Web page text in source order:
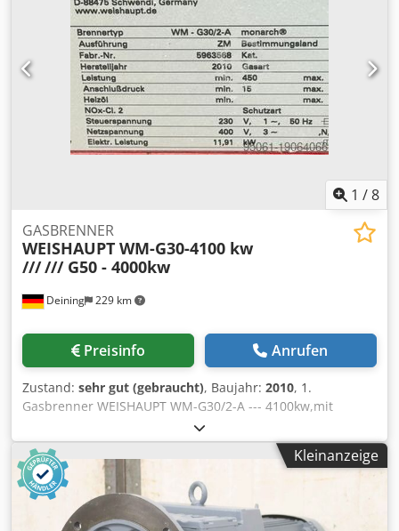
1 /8
Deining 229 km
GASBRENNER
WEISHAUPT WM-G30-4100 kw
////// G50 - 4000kw
Preisinfo Anrufen
Zustand: sehr gut (gebraucht), Baujahr: 2010, 1.
Gasbrenner WEISHAUPT WM-G30/2-A --- 4100kw,mit
Gasstrecke DUNGS DN65 Leistung: 450-4100kw
Ausführung: ZM Herstelljahr: 2010 Dkodpswg Hkcjfx Akhsr
2. Gasbrenner WEISHAUPT G50/1-B - 4000kw,mit
Gasstrecke DUNGS DN65 Leistung: 550-4000kw
Ausführung: ZM-NR Herstelljahr: 2004
Kleinanzeige